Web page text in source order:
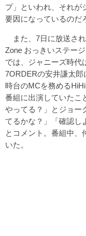
プ」といわれ、それが
要因になっているのだ
また、7日に放送さ
Zone おっきいステー
では、ジャニーズ時代
7ORDERの安井謙太
時台のMCを務める
番組に出演していたこ
やってる？」とジョー
てるかな？」「確認し
とコメント。番組中、
いた。